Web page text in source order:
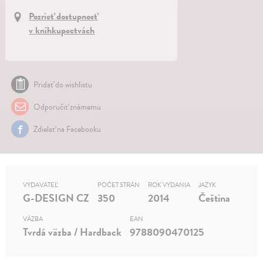
Pozrieť dostupnosť
v kníhkupectvách
Pridať do wishlistu
Odporučiť známemu
Zdielať na Facebooku
VYDAVATEĽ
G-DESIGN CZ
POČET STRÁN
350
ROK VYDANIA
2014
JAZYK
Čeština
VÄZBA
Tvrdá väzba / Hardback
EAN
9788090470125